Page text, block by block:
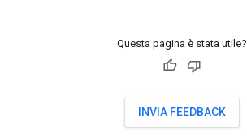
Questa pagina è stata utile?
INVIA FEEDBACK